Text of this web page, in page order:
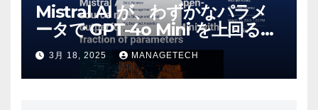
Mistral AI が、わずかなパラメ
ータで GPT-4o Mini を上回る新
しいオープンソース モデルをリ
リース | VentureBeat
3月 18, 2025 MANAGETECH